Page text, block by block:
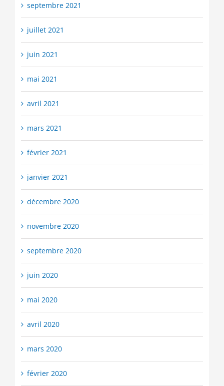
septembre 2021
juillet 2021
juin 2021
mai 2021
avril 2021
mars 2021
février 2021
janvier 2021
décembre 2020
novembre 2020
septembre 2020
juin 2020
mai 2020
avril 2020
mars 2020
février 2020